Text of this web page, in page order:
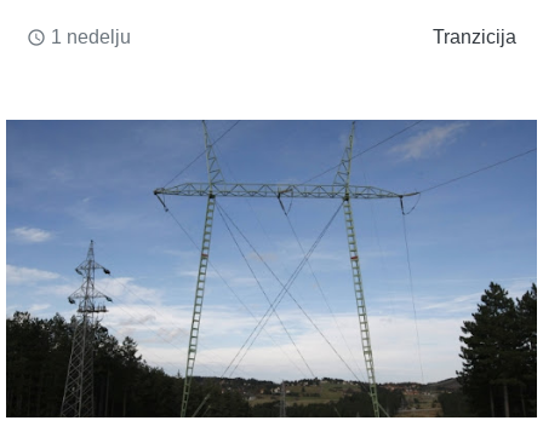
access_time 1 nedelju Tranzicija